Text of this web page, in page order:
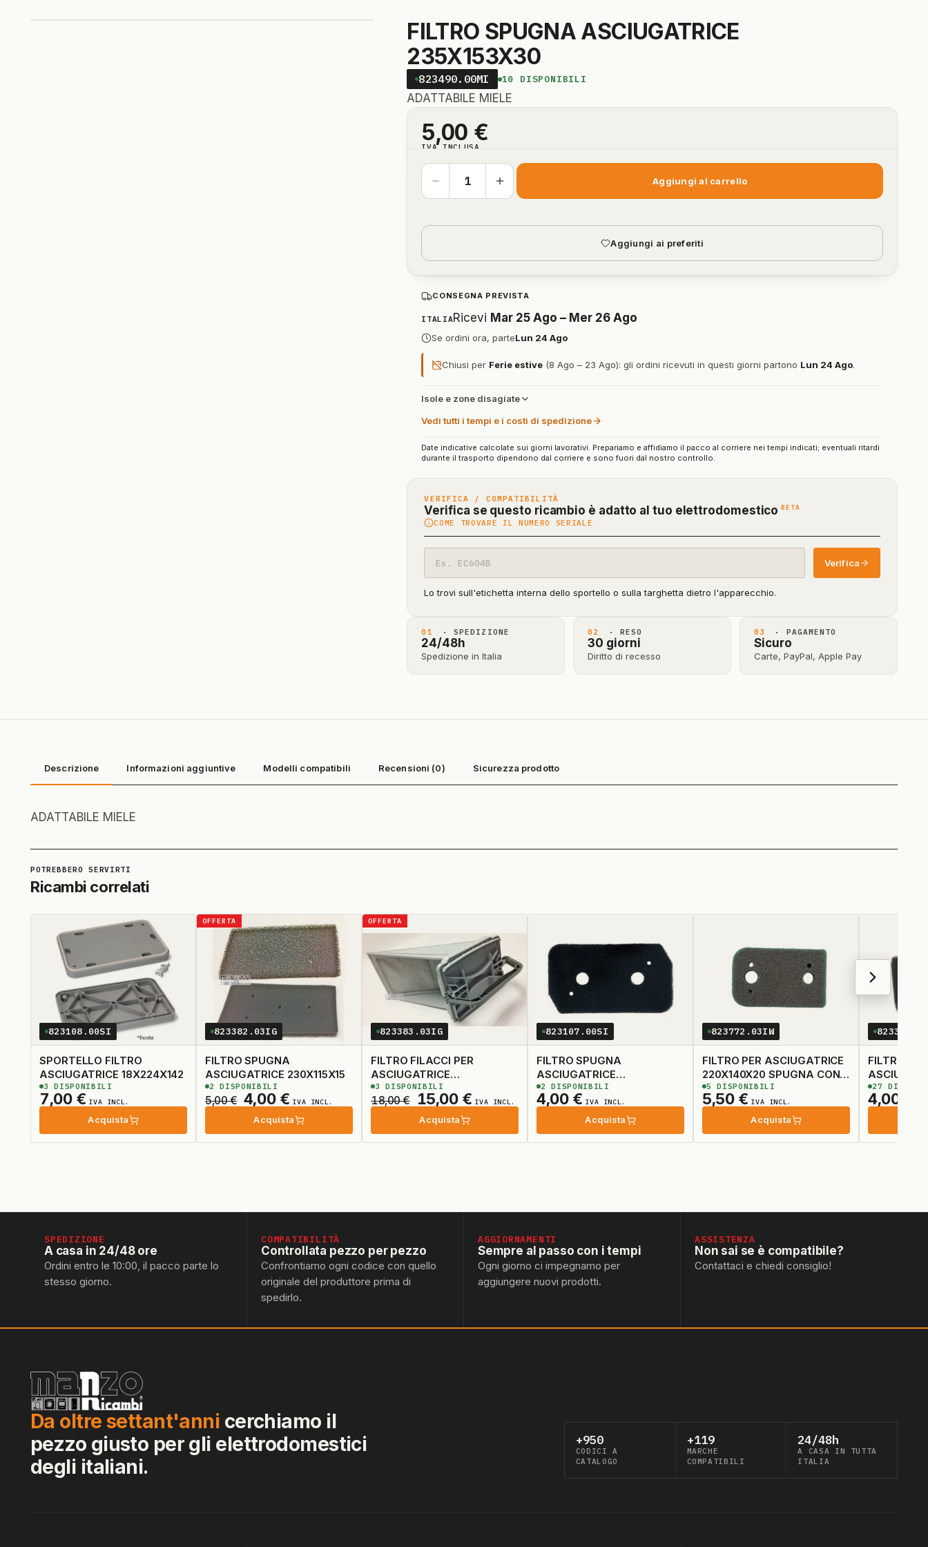
FILTRO SPUGNA ASCIUGATRICE
235X153X30
823490.00MI 10 DISPONIBILI
ADATTABILE MIELE
5,00 €
IVA INCLUSA
VERIFICA / COMPATIBILITÀ
Verifica se questo ricambio è adatto al tuo elettrodomestico BETA
beta)
COME TROVARE IL NUMERO SERIALE
modello
Verifica
Lo trovi sull'etichetta interna dello sportello o sulla targhetta dietro l'apparecchio.
Aggiungi al carrello
Aggiungi ai preferiti
CONSEGNA PREVISTA
ITALIARicevi Mar 25 Ago – Mer 26 Ago
Se ordini ora, parteLun 24 Ago
Chiusi per Ferie estive (8 Ago – 23 Ago): gli ordini ricevuti in questi giorni partono Lun 24 Ago.
Isole e zone disagiate
Vedi tutti i tempi e i costi di spedizione
Date indicative calcolate sui giorni lavorativi. Prepariamo e affidiamo il pacco al corriere nei tempi indicati; eventuali ritardi
durante il trasporto dipendono dal corriere e sono fuori dal nostro controllo.
01 · SPEDIZIONE
24/48h
Spedizione in Italia
02 · RESO
30 giorni
Diritto di recesso
03 · PAGAMENTO
Sicuro
Carte, PayPal, Apple Pay
Descrizione Informazioni aggiuntive Modelli compatibili Recensioni (0) Sicurezza prodotto
ADATTABILE MIELE
Ricambi correlati
823108.00SI
SPORTELLO FILTRO
ASCIUGATRICE 18X224X142
7,00 € IVA INCL.
Acquista
3 DISPONIBILI
OFFERTA
823382.03IG
FILTRO SPUGNA
ASCIUGATRICE 230X115X15
5,00€ Il
prezzo
originale
era:
4,00 €Il
prezzo
attuale
è:
IVA INCL.
Acquista
2 DISPONIBILI
OFFERTA
823383.03IG
FILTRO FILACCI PER
ASCIUGATRICE
315X180X130 ADATTABILE
18,00€
Il
prezzo
originale
era:
15,00 €Il
prezzo
attuale
è:
IVA INCL.
Acquista
3 DISPONIBILI
823107.00SI
FILTRO SPUGNA
ASCIUGATRICE
232X13030X20
4,00 € IVA INCL.
Acquista
2 DISPONIBILI
823772.03IW
FILTRO PER ASCIUGATRICE
220X140X20 SPUGNA CON
FORI
5,50 € IVA INCL.
Acquista
5 DISPONIBILI
FILTRO
4,00
27
SPEDIZIONE
A casa in 24/48 ore
Ordini entro le 10:00, il pacco parte lo
stesso giorno.
COMPATIBILITÀ
Controllata pezzo per pezzo
Confrontiamo ogni codice con quello
originale del produttore prima di
spedirlo.
AGGIORNAMENTI
Sempre al passo con i tempi
Ogni giorno ci impegnamo per
aggiungere nuovi prodotti.
ASSISTENZA
Non sai se è compatibile?
Contattaci e chiedi consiglio!
Da oltre settant'anni cerchiamo il
pezzo giusto per gli elettrodomestici
degli italiani.
+950
CODICI A
CATALOGO
+119
MARCHE
COMPATIBILI
24/48h
A CASA IN TUTTA
ITALIA